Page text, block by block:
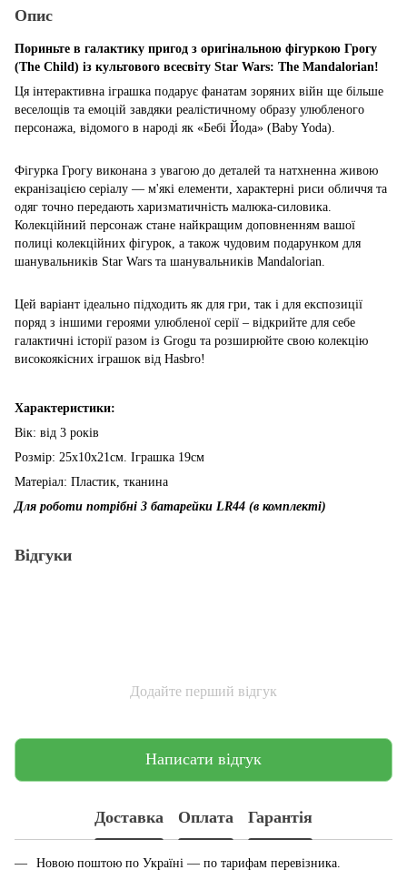
Опис
Пориньте в галактику пригод з оригінальною фігуркою Грогу
(The Child) із культового всесвіту Star Wars: The Mandalorian!
Ця інтерактивна іграшка подарує фанатам зоряних війн ще більше
веселощів та емоцій завдяки реалістичному образу улюбленого
персонажа, відомого в народі як «Бебі Йода» (Baby Yoda).
Фігурка Грогу виконана з увагою до деталей та натхненна живою
екранізацією серіалу — м'які елементи, характерні риси обличчя та
одяг точно передають харизматичність малюка-силовика.
Колекційний персонаж стане найкращим доповненням вашої
полиці колекційних фігурок, а також чудовим подарунком для
шанувальників Star Wars та шанувальників Mandalorian.
Цей варіант ідеально підходить як для гри, так і для експозиції
поряд з іншими героями улюбленої серії – відкрийте для себе
галактичні історії разом із Grogu та розширюйте свою колекцію
високоякісних іграшок від Hasbro!
Характеристики:
Вік: від 3 років
Розмір: 25х10х21см. Іграшка 19см
Матеріал: Пластик, тканина
Для роботи потрібні 3 батарейки LR44 (в комплекті)
Відгуки
Додайте перший відгук
Написати відгук
Доставка Оплата Гарантія
Новою поштою по Україні — по тарифам перевiзника.